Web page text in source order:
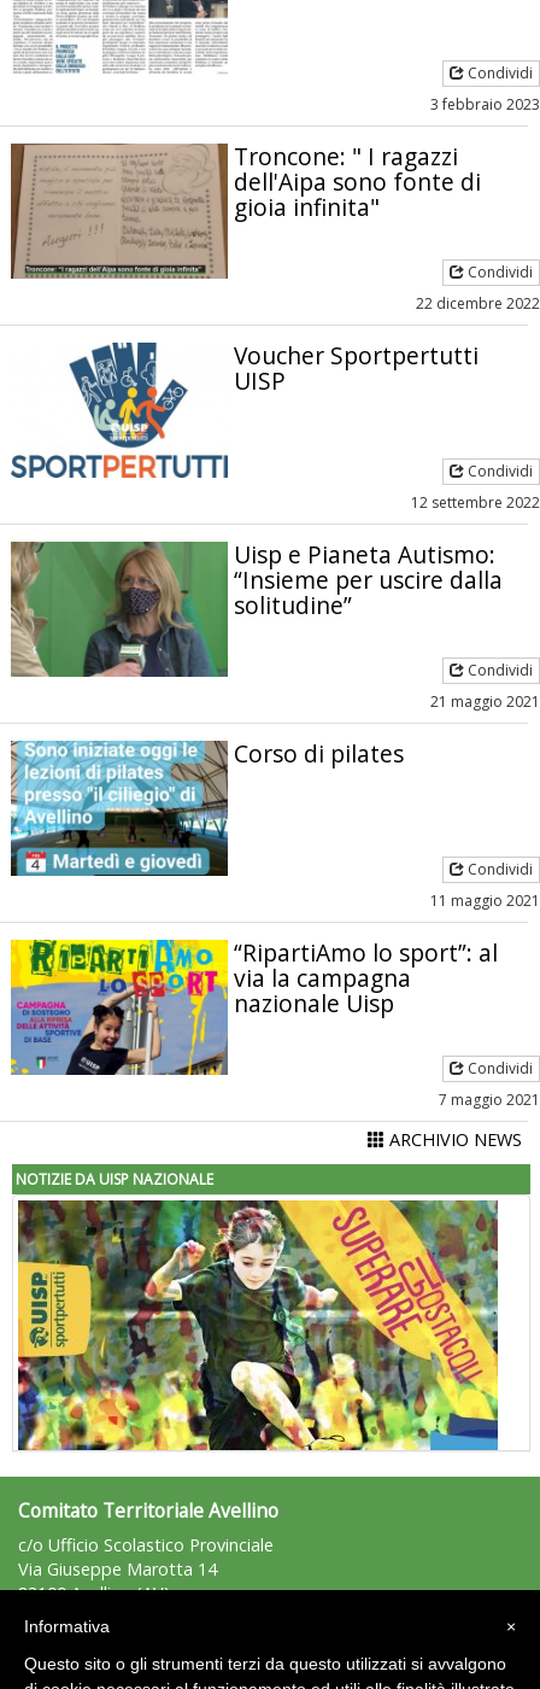
Condividi
3 febbraio 2023
Troncone: " I ragazzi
dell'Aipa sono fonte di
gioia infinita"
Condividi
22 dicembre 2022
Voucher Sportpertutti
UISP
Condividi
12 settembre 2022
Uisp e Pianeta Autismo:
“Insieme per uscire dalla
solitudine”
Condividi
21 maggio 2021
Corso di pilates
Condividi
11 maggio 2021
“RipartiAmo lo sport”: al
via la campagna
nazionale Uisp
Condividi
7 maggio 2021
ARCHIVIO NEWS
NOTIZIE DA UISP NAZIONALE
"Superare gli ostacoli": la relazione di Tiziano Pesce al CN Uisp
Comitato Territoriale Avellino
c/o Ufficio Scolastico Provinciale
Via Giuseppe Marotta 14
83100 Avellino (AV)
Tel: 0825/25373 - Fax: 0825/25373
C.F.: 92021710642
×
Informativa
Questo sito o gli strumenti terzi da questo utilizzati si avvalgono